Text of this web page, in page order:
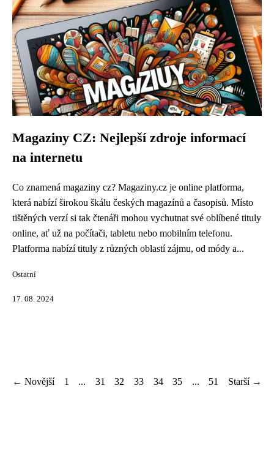
Magaziny CZ: Nejlepší zdroje informací
na internetu
Co znamená magaziny cz? Magaziny.cz je online platforma,
která nabízí širokou škálu českých magazínů a časopisů. Místo
tištěných verzí si tak čtenáři mohou vychutnat své oblíbené tituly
online, ať už na počítači, tabletu nebo mobilním telefonu.
Platforma nabízí tituly z různých oblastí zájmu, od módy a...
Ostatní
17. 08. 2024
← Novější 1 ... 31 32 33 34 35 ... 51 Starší →